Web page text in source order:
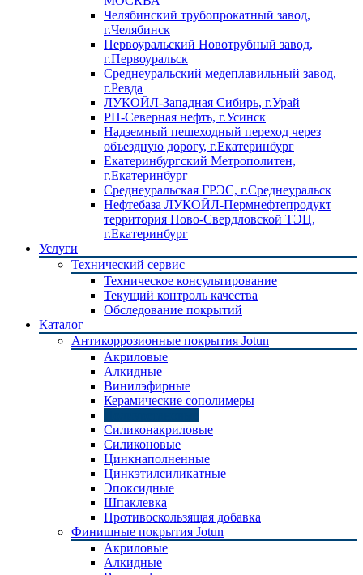
Челябинский трубопрокатный завод,
г.Челябинск
Первоуральский Новотрубный завод,
г.Первоуральск
Среднеуральский медеплавильный завод,
г.Ревда
ЛУКОЙЛ-Западная Сибирь, г.Урай
РН-Северная нефть, г.Усинск
Надземный пешеходный переход через
объездную дорогу, г.Екатеринбург
Екатеринбургский Метрополитен,
г.Екатеринбург
Среднеуральская ГРЭС, г.Среднеуральск
Нефтебаза ЛУКОЙЛ-Пермнефтепродукт
территория Ново-Свердловской ТЭЦ,
г.Екатеринбург
Услуги
Технический сервис
Техническое консультирование
Текущий контроль качества
Обследование покрытий
Каталог
Антикоррозионные покрытия Jotun
Акриловые
Алкидные
Винилэфирные
Керамические сополимеры
Силиконакриловые
Силиконовые
Цинкнаполненные
Цинкэтилсиликатные
Эпоксидные
Шпаклевка
Противоскользящая добавка
Финишные покрытия Jotun
Акриловые
Алкидные